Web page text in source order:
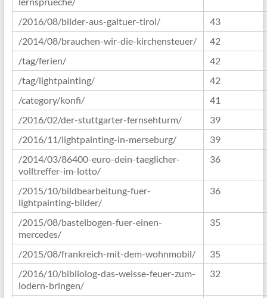
/2016/08/bilder-aus-galtuer-tirol/
43
/2014/08/brauchen-wir-die-kirchensteuer/
42
/tag/ferien/
42
/tag/lightpainting/
42
/category/konfi/
41
/2016/02/der-stuttgarter-fernsehturm/
39
/2016/11/lightpainting-in-merseburg/
39
/2014/03/86400-euro-dein-taeglicher-
volltreffer-im-lotto/
36
/2015/10/bildbearbeitung-fuer-
lightpainting-bilder/
36
/2015/08/bastelbogen-fuer-einen-
mercedes/
35
/2015/08/frankreich-mit-dem-wohnmobil/
35
/2016/10/bibliolog-das-weisse-feuer-zum-
lodern-bringen/
32